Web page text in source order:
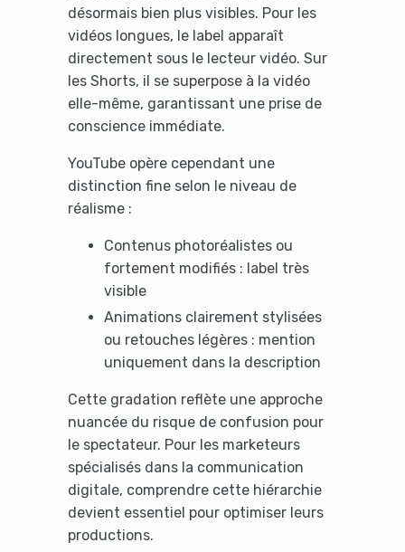
désormais bien plus visibles. Pour les
vidéos longues, le label apparaît
directement sous le lecteur vidéo. Sur
les Shorts, il se superpose à la vidéo
elle-même, garantissant une prise de
conscience immédiate.
YouTube opère cependant une
distinction fine selon le niveau de
réalisme :
Contenus photoréalistes ou
fortement modifiés : label très
visible
Animations clairement stylisées
ou retouches légères : mention
uniquement dans la description
Cette gradation reflète une approche
nuancée du risque de confusion pour
le spectateur. Pour les marketeurs
spécialisés dans la communication
digitale, comprendre cette hiérarchie
devient essentiel pour optimiser leurs
productions.